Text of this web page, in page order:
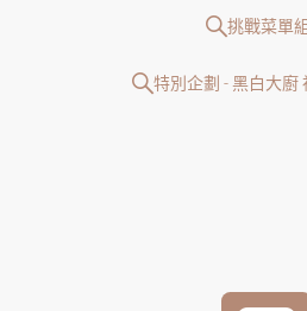
挑戰菜單
特別企劃 - 黑白大廚